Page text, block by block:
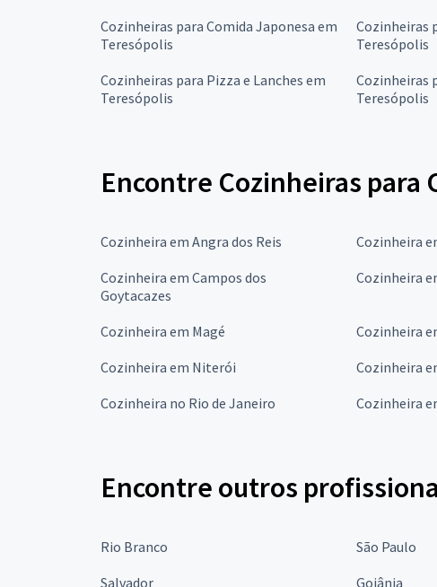
Cozinheiras para Comida Japonesa em
Teresópolis
Cozinheiras
Teresópolis
Cozinheiras para Pizza e Lanches em
Teresópolis
Cozinheiras
Teresópolis
Encontre Cozinheiras para
Cozinheira em Angra dos Reis Cozinheira
Cozinheira em Campos dos
Goytacazes
Cozinheira
Cozinheira em Magé Cozinheira
Cozinheira em Niterói
Cozinheira
Cozinheira no Rio de Janeiro
Cozinheira
Encontre outros
Rio Branco São Paulo
Salvador
Goiânia